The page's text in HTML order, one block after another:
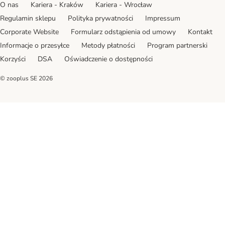
O nas Kariera - Kraków
Kariera - Wrocław
Regulamin sklepu
Polityka prywatności
Impressum
Corporate Website
Formularz odstąpienia od umowy
Kontakt
Informacje o przesyłce
Metody płatności
Program partnerski
Korzyści
DSA Oświadczenie o dostępności
© zooplus SE 2026